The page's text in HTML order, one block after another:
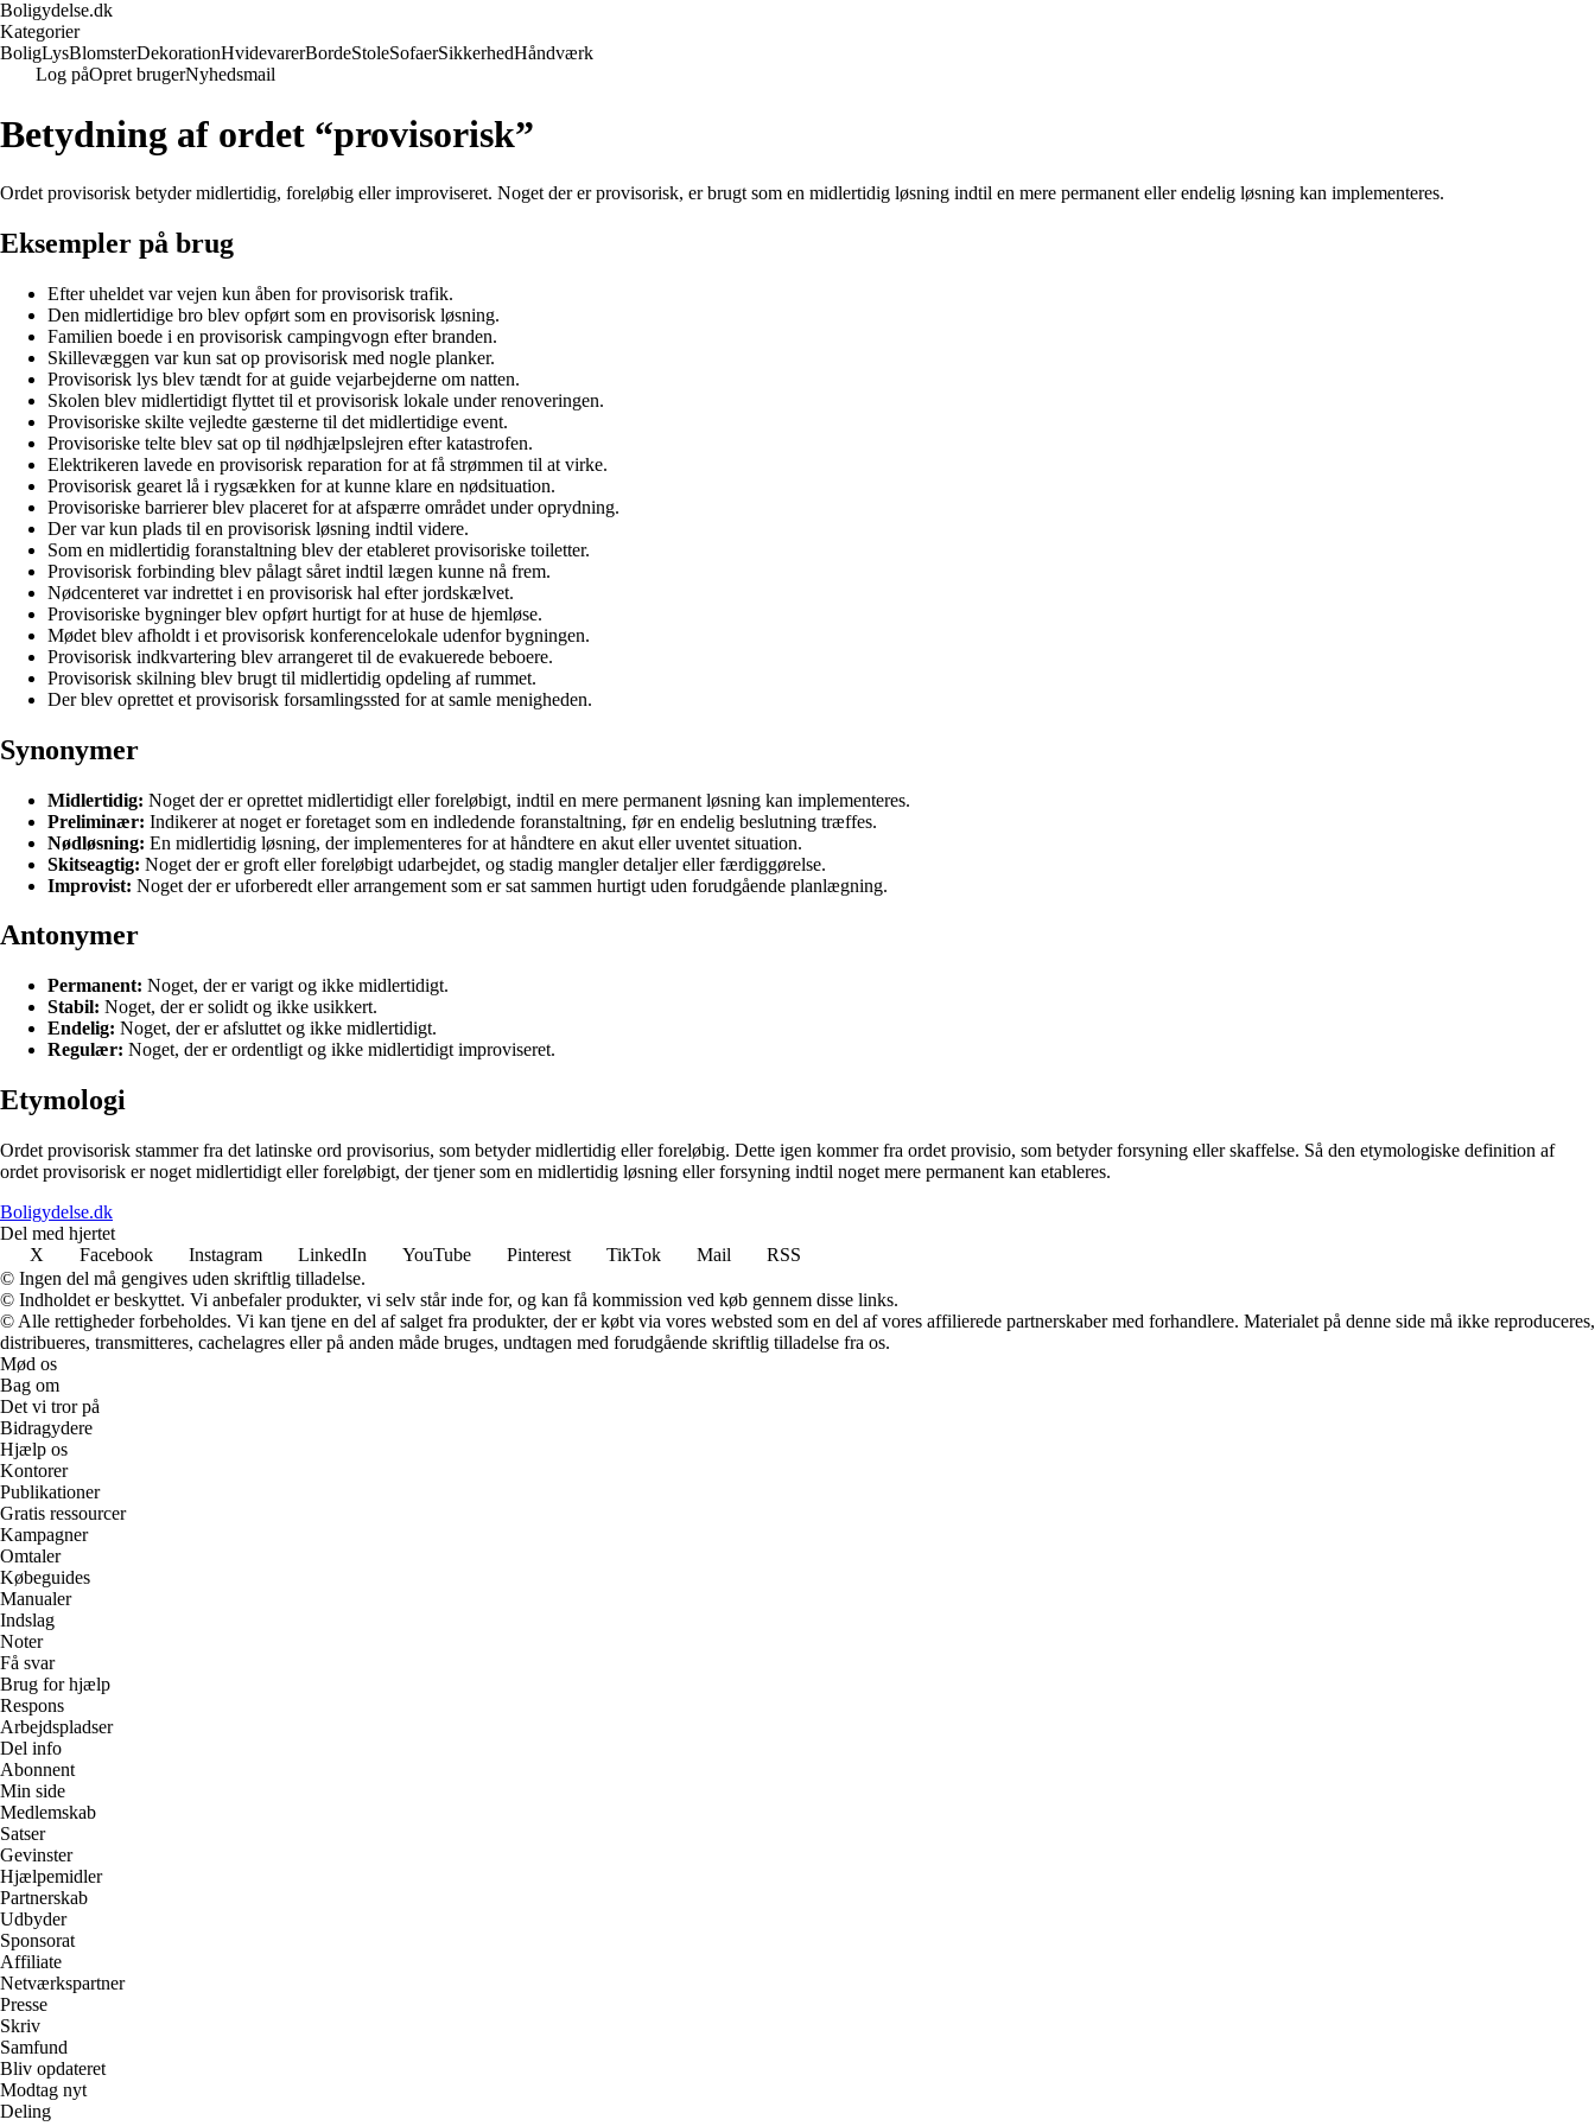
Boligydelse.dk
Kategorier
BoligLysBlomsterDekorationHvidevarerBordeStoleSofaerSikkerhedHåndværk
Log påOpret brugerNyhedsmail
Betydning af ordet “provisorisk”
Ordet provisorisk betyder midlertidig, foreløbig eller improviseret. Noget der er provisorisk, er brugt som en midlertidig løsning indtil en mere permanent eller endelig løsning kan implementeres.
Eksempler på brug
Efter uheldet var vejen kun åben for provisorisk trafik.
Den midlertidige bro blev opført som en provisorisk løsning.
Familien boede i en provisorisk campingvogn efter branden.
Skillevæggen var kun sat op provisorisk med nogle planker.
Provisorisk lys blev tændt for at guide vejarbejderne om natten.
Skolen blev midlertidigt flyttet til et provisorisk lokale under renoveringen.
Provisoriske skilte vejledte gæsterne til det midlertidige event.
Provisoriske telte blev sat op til nødhjælpslejren efter katastrofen.
Elektrikeren lavede en provisorisk reparation for at få strømmen til at virke.
Provisorisk gearet lå i rygsækken for at kunne klare en nødsituation.
Provisoriske barrierer blev placeret for at afspærre området under oprydning.
Der var kun plads til en provisorisk løsning indtil videre.
Som en midlertidig foranstaltning blev der etableret provisoriske toiletter.
Provisorisk forbinding blev pålagt såret indtil lægen kunne nå frem.
Nødcenteret var indrettet i en provisorisk hal efter jordskælvet.
Provisoriske bygninger blev opført hurtigt for at huse de hjemløse.
Mødet blev afholdt i et provisorisk konferencelokale udenfor bygningen.
Provisorisk indkvartering blev arrangeret til de evakuerede beboere.
Provisorisk skilning blev brugt til midlertidig opdeling af rummet.
Der blev oprettet et provisorisk forsamlingssted for at samle menigheden.
Synonymer
Midlertidig: Noget der er oprettet midlertidigt eller foreløbigt, indtil en mere permanent løsning kan implementeres.
Preliminær: Indikerer at noget er foretaget som en indledende foranstaltning, før en endelig beslutning træffes.
Nødløsning: En midlertidig løsning, der implementeres for at håndtere en akut eller uventet situation.
Skitseagtig: Noget der er groft eller foreløbigt udarbejdet, og stadig mangler detaljer eller færdiggørelse.
Improvist: Noget der er uforberedt eller arrangement som er sat sammen hurtigt uden forudgående planlægning.
Antonymer
Permanent: Noget, der er varigt og ikke midlertidigt.
Stabil: Noget, der er solidt og ikke usikkert.
Endelig: Noget, der er afsluttet og ikke midlertidigt.
Regulær: Noget, der er ordentligt og ikke midlertidigt improviseret.
Etymologi
Ordet provisorisk stammer fra det latinske ord provisorius, som betyder midlertidig eller foreløbig. Dette igen kommer fra ordet provisio, som betyder forsyning eller skaffelse. Så den etymologiske definition af
ordet provisorisk er noget midlertidigt eller foreløbigt, der tjener som en midlertidig løsning eller forsyning indtil noget mere permanent kan etableres.
Boligydelse.dk
Del med hjertet
X
Facebook Instagram LinkedIn YouTube Pinterest TikTok Mail
RSS
© Ingen del må gengives uden skriftlig tilladelse.
© Indholdet er beskyttet. Vi anbefaler produkter, vi selv står inde for, og kan få kommission ved køb gennem disse links.
© Alle rettigheder forbeholdes. Vi kan tjene en del af salget fra produkter, der er købt via vores websted som en del af vores affilierede partnerskaber med forhandlere. Materialet på denne side må ikke reproduceres,
distribueres, transmitteres, cachelagres eller på anden måde bruges, undtagen med forudgående skriftlig tilladelse fra os.
Mød os
Bag om
Det vi tror på
Bidragydere
Hjælp os
Kontorer
Publikationer
Gratis ressourcer
Kampagner
Omtaler
Købeguides
Manualer
Indslag
Noter
Få svar
Brug for hjælp
Respons
Arbejdspladser
Del info
Abonnent
Min side
Medlemskab
Satser
Gevinster
Hjælpemidler
Partnerskab
Udbyder
Sponsorat
Affiliate
Netværkspartner
Presse
Skriv
Samfund
Bliv opdateret
Modtag nyt
Deling